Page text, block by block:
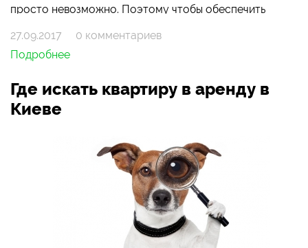
просто невозможно. Поэтому чтобы обеспечить
необходимо заранее подумать о том, где остановиться.
Качество отдыха в Киеве зависит от жилья и его
27.09.2017
0 комментариев
Подробнее
Где искать квартиру в аренду в
Киеве